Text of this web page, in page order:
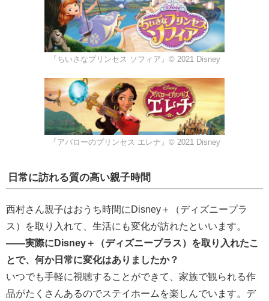
『ちいさなプリンセス ソフィア』© 2021 Disney
『アバローのプリンセス エレナ』© 2021 Disney
日常に訪れる質の高い親子時間
西村さん親子はおうち時間にDisney＋（ディズニープラ
ス）を取り入れて、生活にも変化が訪れたといいます。
――実際にDisney＋（ディズニープラス）を取り入れたこ
とで、何か日常に変化はありましたか？
いつでも手軽に視聴することができて、家族で観られる作
品がたくさんあるのでステイホームを楽しんでいます。デ